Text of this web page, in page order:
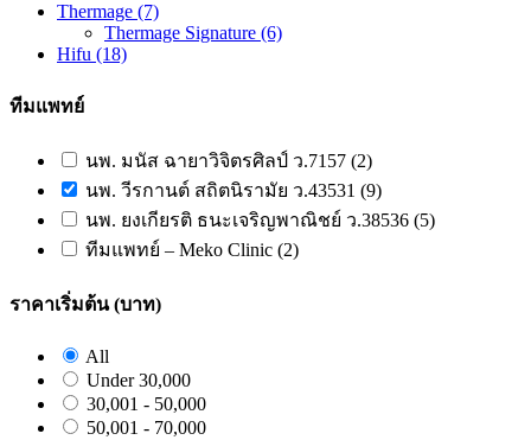
Thermage (7)
Thermage Signature (6)
Hifu (18)
ทีมแพทย์
นพ. มนัส ฉายาวิจิตรศิลป์ ว.7157 (2)
นพ. วีรกานต์ สถิตนิรามัย ว.43531 (9)
นพ. ยงเกียรติ ธนะเจริญพาณิชย์ ว.38536 (5)
ทีมแพทย์ – Meko Clinic (2)
ราคาเริ่มต้น (บาท)
All
Under 30,000
30,001 - 50,000
50,001 - 70,000